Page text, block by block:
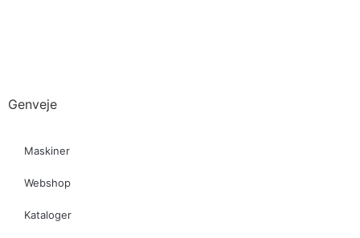
Genveje
Maskiner
Webshop
Kataloger